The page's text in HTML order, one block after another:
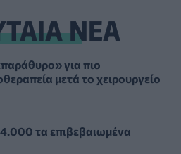
ΝΕΑ
για πιο
μετά το χειρουργείο
τα επιβεβαιωμένα